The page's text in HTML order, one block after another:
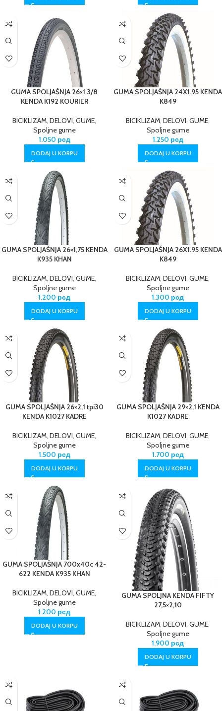
GUMA SPOLJAŠNJA 26×1 3/8
KENDA K192 KOURIER
BICIKLIZAM, DELOVI, GUME,
Spoljne gume
1.050 рсд
DODAJ U KORPU
GUMA SPOLJAŠNJA 24X1.95 KENDA
K849
BICIKLIZAM, DELOVI, GUME,
Spoljne gume
1.250 рсд
DODAJ U KORPU
GUMA SPOLJAŠNJA 26×1,75 KENDA
K935 KHAN
BICIKLIZAM, DELOVI, GUME,
Spoljne gume
1.200 рсд
DODAJ U KORPU
GUMA SPOLJAŠNJA 26X1.95 KENDA
K849
BICIKLIZAM, DELOVI, GUME,
Spoljne gume
1.300 рсд
DODAJ U KORPU
GUMA SPOLJAŠNJA 26×2,1 tpi30
KENDA K1027 KADRE
BICIKLIZAM, DELOVI, GUME,
Spoljne gume
1.500 рсд
DODAJ U KORPU
GUMA SPOLJAŠNJA 29×2,1 KENDA
K1027 KADRE
BICIKLIZAM, DELOVI, GUME,
Spoljne gume
1.700 рсд
DODAJ U KORPU
GUMA SPOLJAŠNJA 700x40c 42-
622 KENDA K935 KHAN
BICIKLIZAM, DELOVI, GUME,
Spoljne gume
1.200 рсд
DODAJ U KORPU
GUMA SPOLJNA KENDA FIFTY
27,5×2,10
BICIKLIZAM, DELOVI, GUME,
Spoljne gume
1.900 рсд
DODAJ U KORPU